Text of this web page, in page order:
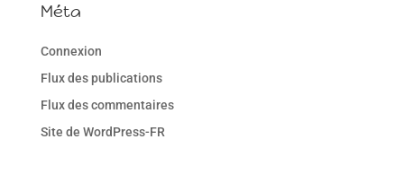
Méta
Connexion
Flux des publications
Flux des commentaires
Site de WordPress-FR